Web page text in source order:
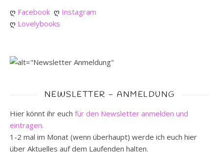
ღ Facebook ღ Instagram
ღ Lovelybooks
NEWSLETTER – ANMELDUNG
Hier könnt ihr euch für den Newsletter anmelden und
eintragen.
1-2 mal im Monat (wenn überhaupt) werde ich euch hier
über Aktuelles auf dem Laufenden halten.